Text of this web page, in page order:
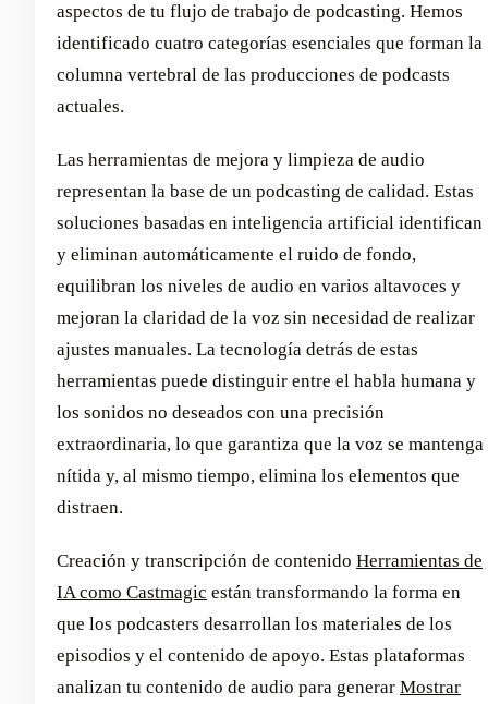
aspectos de tu flujo de trabajo de podcasting. Hemos
identificado cuatro categorías esenciales que forman la
columna vertebral de las producciones de podcasts
actuales.
Las herramientas de mejora y limpieza de audio
representan la base de un podcasting de calidad. Estas
soluciones basadas en inteligencia artificial identifican
y eliminan automáticamente el ruido de fondo,
equilibran los niveles de audio en varios altavoces y
mejoran la claridad de la voz sin necesidad de realizar
ajustes manuales. La tecnología detrás de estas
herramientas puede distinguir entre el habla humana y
los sonidos no deseados con una precisión
extraordinaria, lo que garantiza que la voz se mantenga
nítida y, al mismo tiempo, elimina los elementos que
distraen.
Creación y transcripción de contenido Herramientas de
IA como Castmagic están transformando la forma en
que los podcasters desarrollan los materiales de los
episodios y el contenido de apoyo. Estas plataformas
analizan tu contenido de audio para generar Mostrar